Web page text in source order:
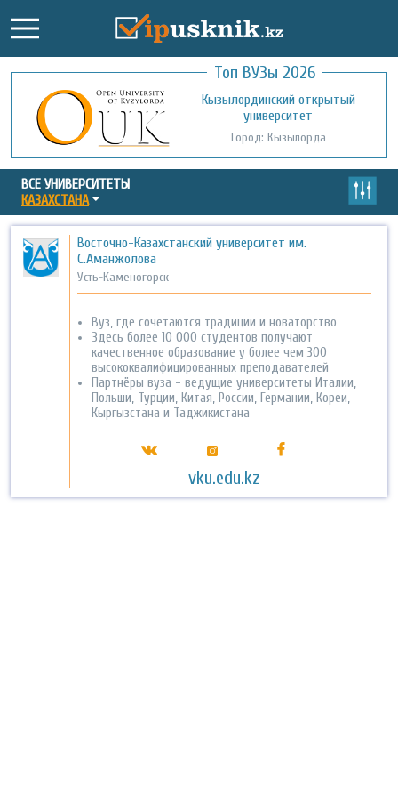
Топ ВУЗы 2026
Международный казахско-турецкий
университет им. Х.А. Ясави
Город: Туркестан
Кызылординский открытый
университет
Город: Кызылорда
ВСЕ УНИВЕРСИТЕТЫ
КАЗАХСТАНА
Восточно-Казахстанский университет им.
С.Аманжолова
Усть-Каменогорск
Вуз, где сочетаются традиции и новаторство
Здесь более 10 000 студентов получают
качественное образование у более чем 300
высококвалифицированных преподавателей
Партнёры вуза - ведущие университеты Италии,
Польши, Турции, Китая, России, Германии, Кореи,
Кыргызстана и Таджикистана
vku.edu.kz